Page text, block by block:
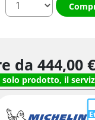
da 444,00 €
prodotto, il